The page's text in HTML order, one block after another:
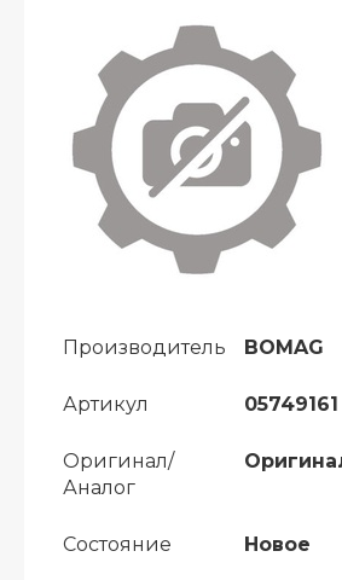
Производитель BOMAG
Артикул 05749161
Оригинал/
Аналог
Состояние Новое